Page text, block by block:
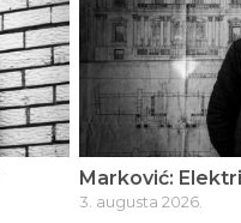
Marković:
3. augusta 2026.